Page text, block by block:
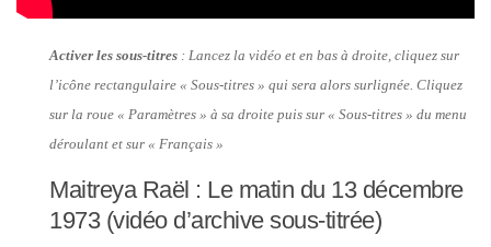
Activer les sous-titres : Lancez la vidéo et en bas à droite, cliquez sur
l’icône rectangulaire « Sous-titres » qui sera alors surlignée. Cliquez
sur la roue « Paramètres » à sa droite puis sur « Sous-titres » du menu
déroulant et sur « Français »
Maitreya Raël : Le matin du 13 décembre
1973 (vidéo d’archive sous-titrée)